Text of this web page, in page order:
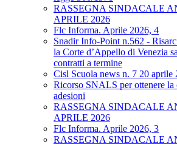
RASSEGNA SINDACALE
APRILE 2026
Flc Informa. Aprile 2026, 4
Snadir Info-Point n.562 -
la Corte d’Appello di Venezia
contratti a termine
Cisl Scuola news n. 7 20 aprile
Ricorso SNALS per ottenere la
adesioni
RASSEGNA SINDACALE
APRILE 2026
Flc Informa. Aprile 2026, 3
RASSEGNA SINDACALE